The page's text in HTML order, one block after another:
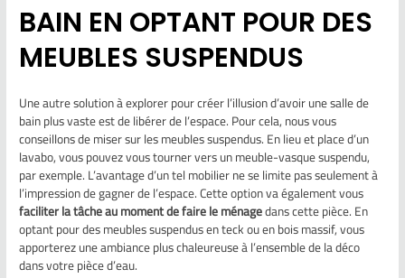
BAIN EN OPTANT POUR DES
MEUBLES SUSPENDUS
Une autre solution à explorer pour créer l’illusion d’avoir une salle de
bain plus vaste est de libérer de l’espace. Pour cela, nous vous
conseillons de miser sur les meubles suspendus. En lieu et place d’un
lavabo, vous pouvez vous tourner vers un meuble-vasque suspendu,
par exemple. L’avantage d’un tel mobilier ne se limite pas seulement à
l’impression de gagner de l’espace. Cette option va également vous
faciliter la tâche au moment de faire le ménagedans cette pièce. En
optant pour des meubles suspendus en teck ou en bois massif, vous
apporterez une ambiance plus chaleureuse à l’ensemble de la déco
dans votre pièce d’eau.